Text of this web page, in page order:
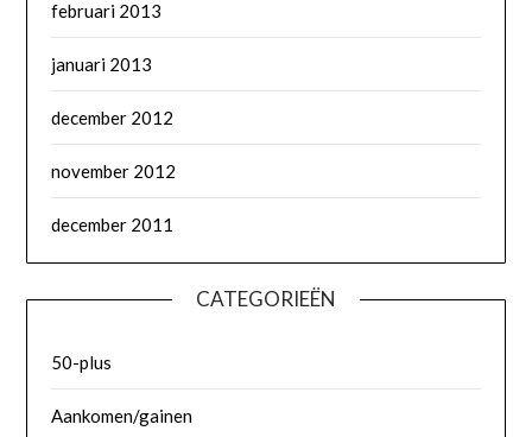
februari 2013
januari 2013
december 2012
november 2012
december 2011
CATEGORIEËN
50-plus
Aankomen/gainen